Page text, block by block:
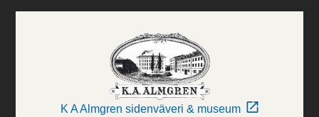
K A Almgren sidenväveri & museum